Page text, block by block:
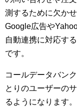
ビジョン・ミ
測するために欠か
Google広告や
自動連携に対応す
です。
コールデータバン
とりのユーザーの
るようになります。